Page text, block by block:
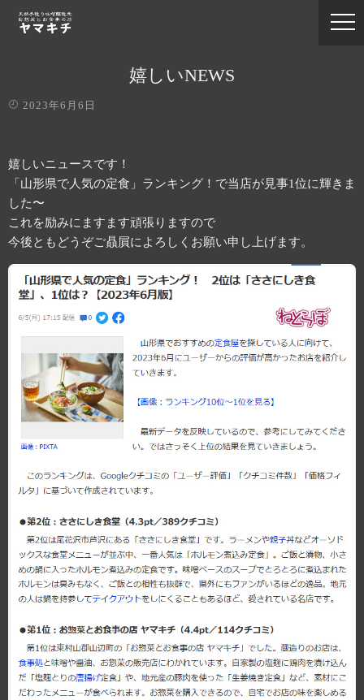
嬉しいNEWS
2023年6月6日
嬉しいニュースです！
「山形県で人気の定食」ランキング！で当店が見事1位に輝きま
した〜
これを励みにますます頑張りますので
今後ともどうぞご贔屓によろしくお願い申し上げます。